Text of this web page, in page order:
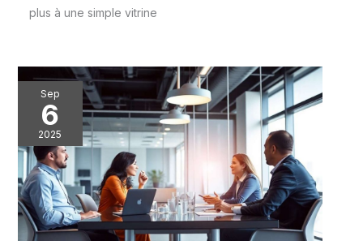
plus à une simple vitrine
Sep
6
2025